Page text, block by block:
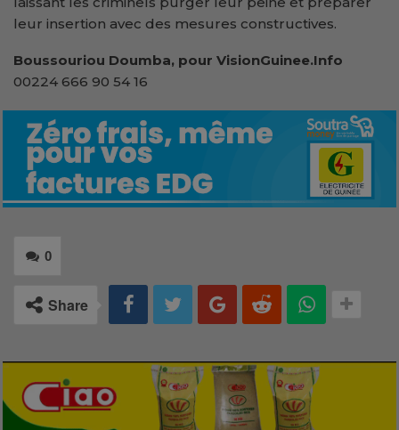
leur insertion avec des mesures constructives.
Boussouriou Doumba, pour VisionGuinee.Info
00224 666 90 54 16
0
Share